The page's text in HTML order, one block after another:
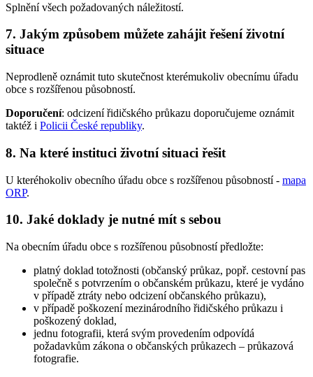
Splnění všech požadovaných náležitostí.
7. Jakým způsobem můžete zahájit řešení životní
situace
Neprodleně oznámit tuto skutečnost kterémukoliv obecnímu úřadu
obce s rozšířenou působností.
Doporučení: odcizení řidičského průkazu doporučujeme oznámit
taktéž i Policii České republiky.
8. Na které instituci životní situaci řešit
U kteréhokoliv obecního úřadu obce s rozšířenou působností - mapa
ORP.
10. Jaké doklady je nutné mít s sebou
Na obecním úřadu obce s rozšířenou působností předložte:
platný doklad totožnosti (občanský průkaz, popř. cestovní pas
společně s potvrzením o občanském průkazu, které je vydáno
v případě ztráty nebo odcizení občanského průkazu),
v případě poškození mezinárodního řidičského průkazu i
poškozený doklad,
jednu fotografii, která svým provedením odpovídá
požadavkům zákona o občanských průkazech – průkazová
fotografie.